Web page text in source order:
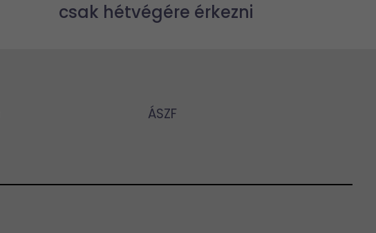
csak hétvégére érkezni
ÁSZF